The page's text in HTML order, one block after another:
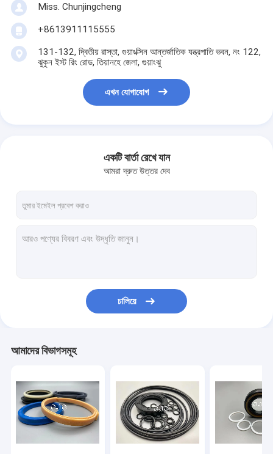
Miss. Chunjingcheng
+8613911115555
131-132, দ্বিতীয় রাস্তা, গুয়াংক্সিন আন্তর্জাতিক যন্ত্রপাতি ভবন, নং 122,
ঝুকুন ইস্ট রিং রোড, তিয়ানহে জেলা, গুয়াংঝু
এখন যোগাযোগ
একটি বার্তা রেখে যান
আমরা দ্রুত উত্তর দেব
চালিয়ে
আমাদের বিভাগসমূহ